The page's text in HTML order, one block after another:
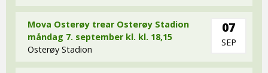
Mova Osterøy trear Osterøy Stadion
måndag 7. september kl. kl. 18,15
Osterøy Stadion
07
SEP